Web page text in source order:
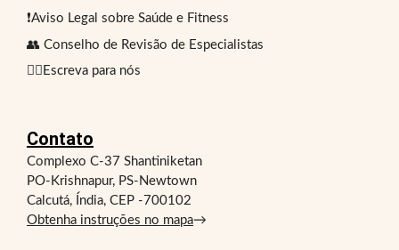
❗Aviso Legal sobre Saúde e Fitness
👥 Conselho de Revisão de Especialistas
✍🏻Escreva para nós
Contato
Complexo C-37 Shantiniketan
PO-Krishnapur, PS-Newtown
Calcutá, Índia, CEP -700102
Obtenha instruções no mapa→